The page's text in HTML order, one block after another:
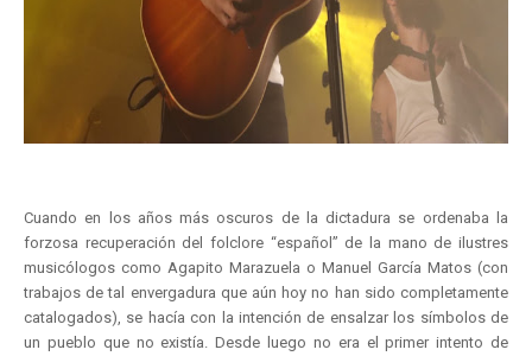
Cuando en los años más oscuros de la dictadura se ordenaba la
forzosa recuperación del folclore “español” de la mano de ilustres
musicólogos como Agapito Marazuela o Manuel García Matos (con
trabajos de tal envergadura que aún hoy no han sido completamente
catalogados), se hacía con la intención de ensalzar los símbolos de
un pueblo que no existía. Desde luego no era el primer intento de